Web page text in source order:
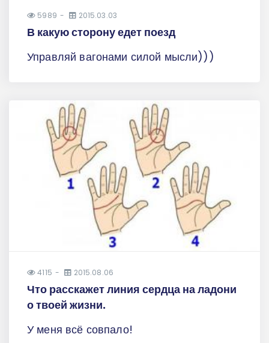
5989 2015.03.03
В какую сторону едет поезд
Управляй вагонами силой мысли)))
4115 2015.08.06
Что расскажет линия сердца на ладони
о твоей жизни.
У меня всё совпало!